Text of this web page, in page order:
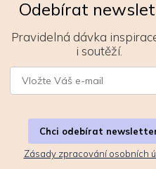
Odebírat
Pravidelná dávka
i soutěží.
Chci odebírat
Zásady zpracování osobních